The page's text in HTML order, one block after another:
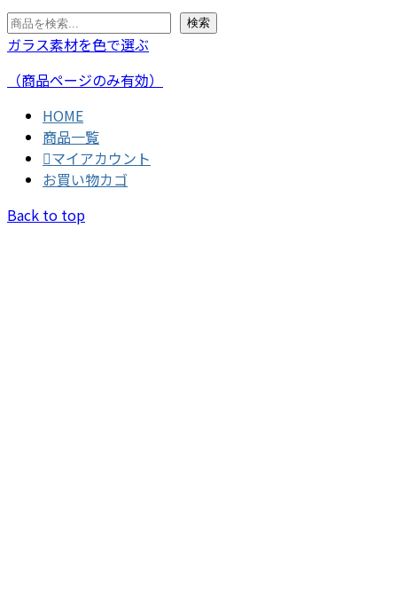
検
索
検索
ガラス素材を色で選ぶ
（商品ページのみ有効）
HOME
商品一覧
マイアカウント
お買い物カゴ
Back to top